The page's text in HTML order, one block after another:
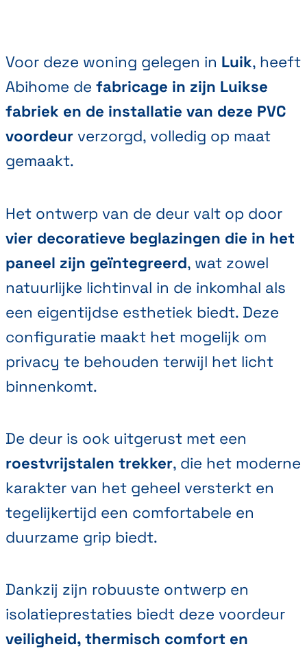
Voor deze woning gelegen in Luik, heeft
Abihome de fabricage in zijn Luikse
fabriek en de installatie van deze PVC
voordeur verzorgd, volledig op maat
gemaakt.
Het ontwerp van de deur valt op door
vier decoratieve beglazingen die in het
paneel zijn geïntegreerd, wat zowel
natuurlijke lichtinval in de inkomhal als
een eigentijdse esthetiek biedt. Deze
configuratie maakt het mogelijk om
privacy te behouden terwijl het licht
binnenkomt.
De deur is ook uitgerust met een
roestvrijstalen trekker, die het moderne
karakter van het geheel versterkt en
tegelijkertijd een comfortabele en
duurzame grip biedt.
Dankzij zijn robuuste ontwerp en
isolatieprestaties biedt deze voordeur
veiligheid, thermisch comfort en